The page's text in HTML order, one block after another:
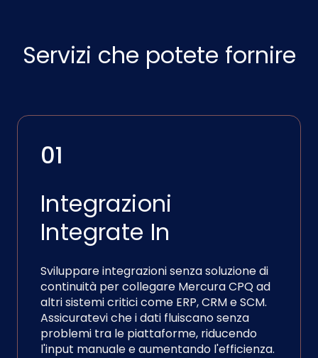
Servizi che potete fornire
01
Integrazioni
Integrate In
Sviluppare integrazioni senza soluzione di
continuità per collegare Mercura CPQ ad
altri sistemi critici come ERP, CRM e SCM.
Assicuratevi che i dati fluiscano senza
problemi tra le piattaforme, riducendo
l'input manuale e aumentando l'efficienza.